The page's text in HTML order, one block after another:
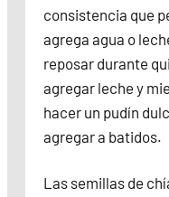
consistencia que
agrega agua o
reposar durante
agregar leche y
hacer un pudín
agregar a batidos.
Las semillas de